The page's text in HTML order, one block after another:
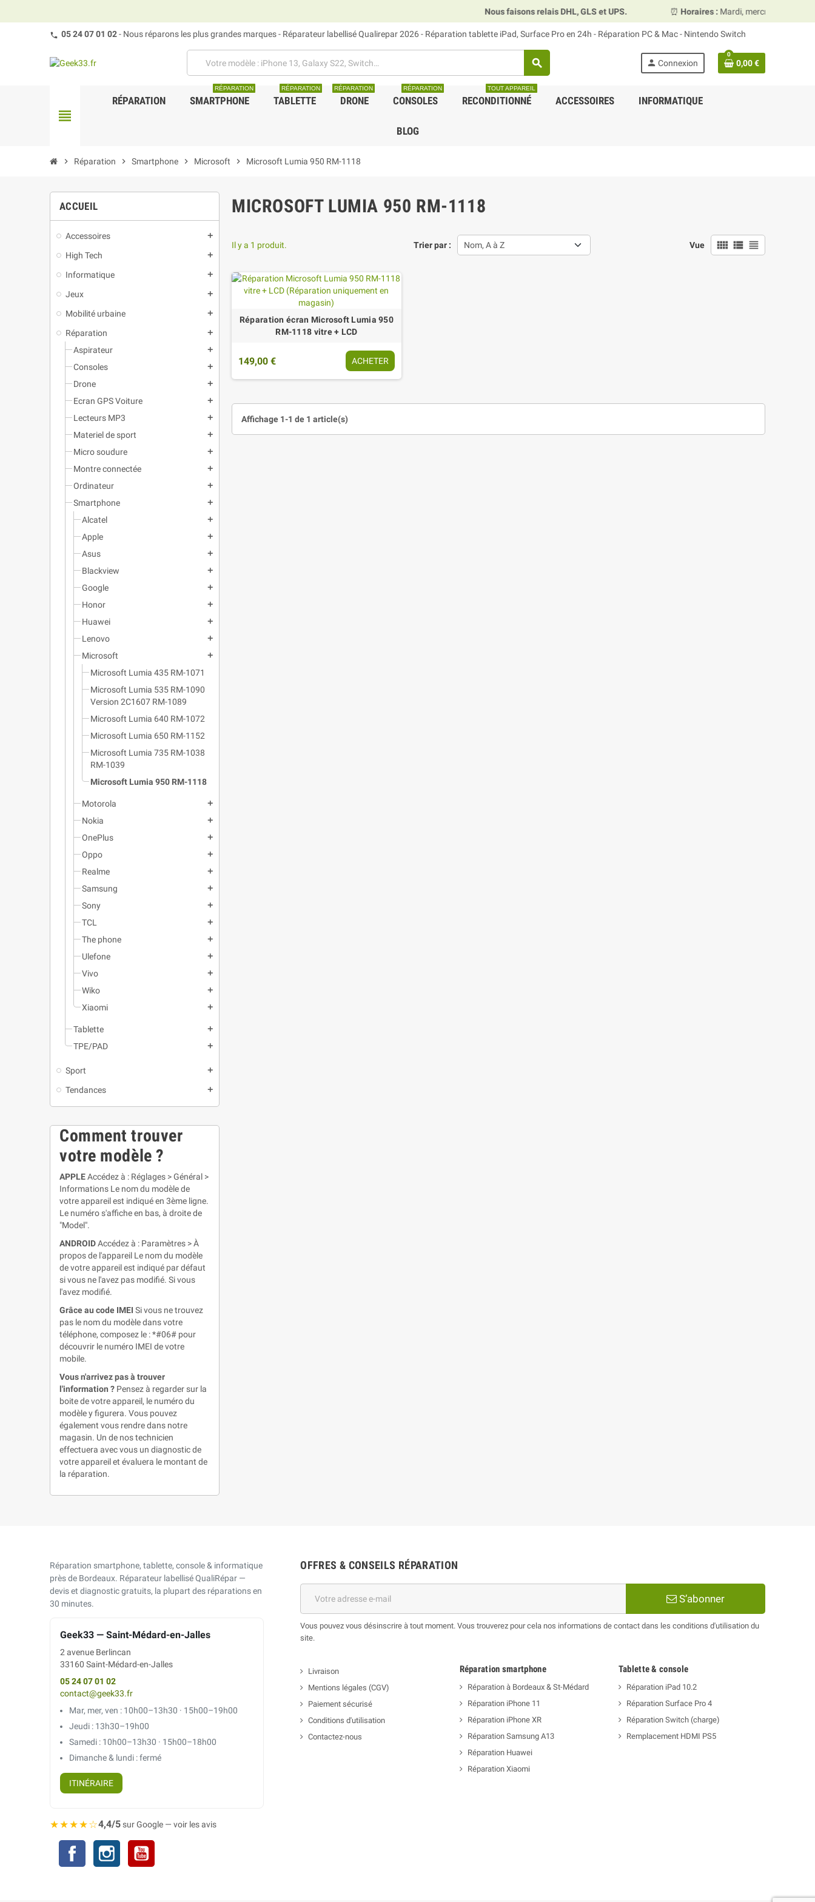
Nous faisons relais DHL, GLS et UPS. ⏰Horaires : Mardi, mercredi et vendredi
05 24 07 01 02- Nous réparons les plus grandes marques - Réparateur labellisé Qualirepar 2026 - Réparation tablette iPad, Surface Pro en 24h - Réparation PC & Mac - Nintendo Switch
search person Connexion
0
0,00 €
view_headline
RÉPARATION SMARTPHONE
RÉPARATION
TABLETTE
RÉPARATION
DRONE
RÉPARATION
CONSOLES
RÉPARATION
RECONDITIONNÉ
TOUT APPAREIL
ACCESSOIRES INFORMATIQUE
BLOG
chevron_right Réparation chevron_right Smartphone chevron_right Microsoft chevron_right Microsoft Lumia 950 RM-1118
ACCUEIL
Accessoires add
High Tech add
Informatique add
Jeux add
Mobilité urbaine add
Réparation add
Aspirateur add
Consoles add
Drone add
Ecran GPS Voiture add
Lecteurs MP3 add
Materiel de sport add
Micro soudure add
Montre connectée add
Ordinateur add
Smartphone add
Alcatel add
Apple add
Asus add
Blackview add
Google add
Honor add
Huawei add
Lenovo add
Microsoft add
Microsoft Lumia 435 RM-1071
Microsoft Lumia 535 RM-1090
Version 2C1607 RM-1089
Microsoft Lumia 640 RM-1072
Microsoft Lumia 650 RM-1152
Microsoft Lumia 735 RM-1038
RM-1039
Microsoft Lumia 950 RM-1118
Motorola add
Nokia add
OnePlus add
Oppo add
Realme add
Samsung add
Sony add
TCL add
The phone add
Ulefone add
Vivo add
Wiko add
Xiaomi add
Tablette add
TPE/PAD add
Sport add
Tendances add
Comment trouver
votre modèle ?
APPLEAccédez à : Réglages > Général >
Informations Le nom du modèle de
votre appareil est indiqué en 3ème ligne.
Le numéro s'affiche en bas, à droite de
"Model".
ANDROIDAccédez à : Paramètres > À
propos de l'appareil Le nom du modèle
de votre appareil est indiqué par défaut
si vous ne l'avez pas modifié. Si vous
l'avez modifié.
Grâce au code IMEI Si vous ne trouvez
pas le nom du modèle dans votre
téléphone, composez le : *#06# pour
découvrir le numéro IMEI de votre
mobile.
Vous n'arrivez pas à trouver
l'information ? Pensez à regarder sur la
boite de votre appareil, le numéro du
modèle y figurera. Vous pouvez
également vous rendre dans notre
magasin. Un de nos technicien
effectuera avec vous un diagnostic de
votre appareil et évaluera le montant de
la réparation.
MICROSOFT LUMIA 950 RM-1118
Trier par : Nom, A à Z Vue view_comfy view_list view_headline
Il y a 1 produit.
Réparation écran Microsoft Lumia 950
RM-1118 vitre + LCD
149,00 € ACHETER
Affichage 1-1 de 1 article(s)
Réparation smartphone, tablette, console & informatique
près de Bordeaux. Réparateur labellisé QualiRépar —
devis et diagnostic gratuits, la plupart des réparations en
30 minutes.
Geek33 — Saint-Médard-en-Jalles
2 avenue Berlincan
33160 Saint-Médard-en-Jalles
05 24 07 01 02
contact@geek33.fr
Mar, mer, ven : 10h00–13h30 · 15h00–19h00
Jeudi : 13h30–19h00
Samedi : 10h00–13h30 · 15h00–18h00
Dimanche & lundi : fermé
ITINÉRAIRE
★★★★☆4,4/5sur Google — voir les avis
Facebook Instagram
OFFRES & CONSEILS RÉPARATION
S’abonner
Vous pouvez vous désinscrire à tout moment. Vous trouverez pour cela nos informations de contact dans les conditions d'utilisation du
site.
Livraison
Mentions légales (CGV)
Paiement sécurisé
Conditions d'utilisation
Contactez-nous
Réparation smartphone
Réparation à Bordeaux & St-Médard
Réparation iPhone 11
Réparation iPhone XR
Réparation Samsung A13
Réparation Huawei
Réparation Xiaomi
Tablette & console
Réparation iPad 10.2
Réparation Surface Pro 4
Réparation Switch (charge)
Remplacement HDMI PS5